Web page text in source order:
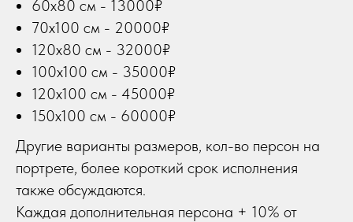
60х80 см - 13000₽
70х100 см - 20000₽
120х80 см - 32000₽
100х100 см - 35000₽
120х100 см - 45000₽
150х100 см - 60000₽
Другие варианты размеров, кол-во персон на
портрете, более короткий срок исполнения
также обсуждаются.
Каждая дополнительная персона + 10% от